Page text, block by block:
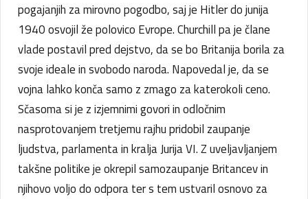
pogajanjih za mirovno pogodbo, saj je Hitler do junija
1940 osvojil že polovico Evrope. Churchill pa je člane
vlade postavil pred dejstvo, da se bo Britanija borila za
svoje ideale in svobodo naroda. Napovedal je, da se
vojna lahko konča samo z zmago za katerokoli ceno.
Sčasoma si je z izjemnimi govori in odločnim
nasprotovanjem tretjemu rajhu pridobil zaupanje
ljudstva, parlamenta in kralja Jurija VI. Z uveljavljanjem
takšne politike je okrepil samozaupanje Britancev in
njihovo voljo do odpora ter s tem ustvaril osnovo za